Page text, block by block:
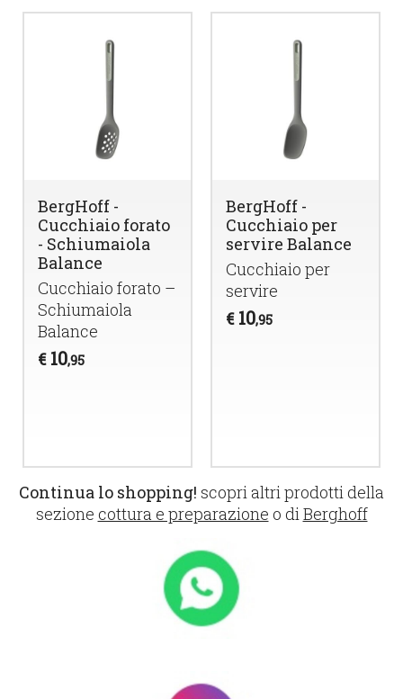
BergHoff -
Cucchiaio forato
- Schiumaiola
Balance
Cucchiaio forato –
Schiumaiola
Balance
€ 10,95
BergHoff -
Cucchiaio per
servire Balance
Cucchiaio per
servire
€ 10,95
Continua lo shopping! scopri altri prodotti della
sezione cottura e preparazione o diBerghoff